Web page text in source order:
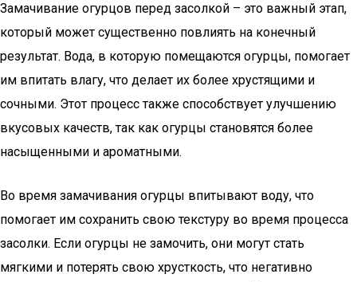
Замачивание огурцов перед засолкой – это важный этап,
который может существенно повлиять на конечный
результат. Вода, в которую помещаются огурцы, помогает
им впитать влагу, что делает их более хрустящими и
сочными. Этот процесс также способствует улучшению
вкусовых качеств, так как огурцы становятся более
насыщенными и ароматными.
Во время замачивания огурцы впитывают воду, что
помогает им сохранить свою текстуру во время процесса
засолки. Если огурцы не замочить, они могут стать
мягкими и потерять свою хрусткость, что негативно